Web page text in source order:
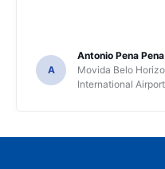
A
Antonio Pena Pena
Movida Belo
International Airport